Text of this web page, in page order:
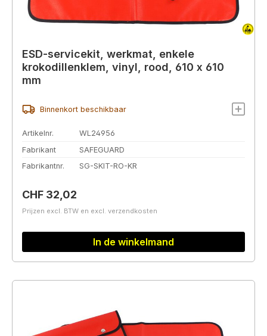
ESD-servicekit, werkmat, enkele
krokodillenklem, vinyl, rood, 610 x 610
mm
Binnenkort beschikbaar
Artikelnr.
WL24956
Fabrikant
SAFEGUARD
Fabrikantnr.
SG-SKIT-RO-KR
Normale prijs:
CHF 32,02
Prijzen excl. BTW en excl. verzendkosten
In de winkelmand